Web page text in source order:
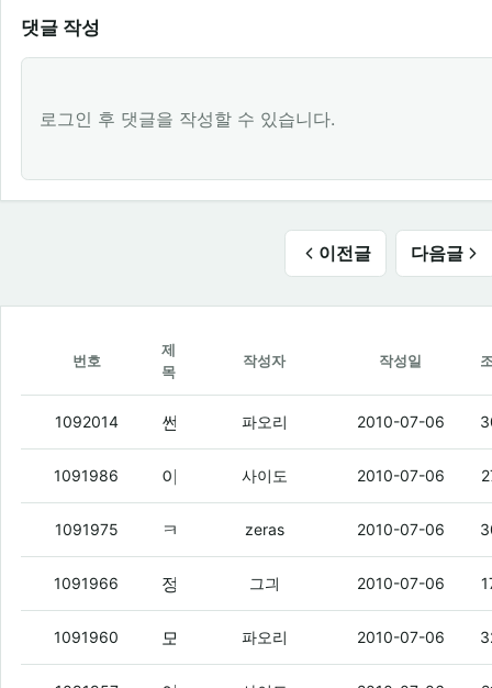
댓글 작성
로그인 후 댓글을 작성할 수 있습니다.
이전글 다음글
번호
제
목
작성자 작성일
1092014 (2)
파오리 2010-07-06
1091986 사이도 2010-07-06
1091975 zeras 2010-07-06
1091966 그긔 2010-07-06
1091960 (2)
파오리 2010-07-06